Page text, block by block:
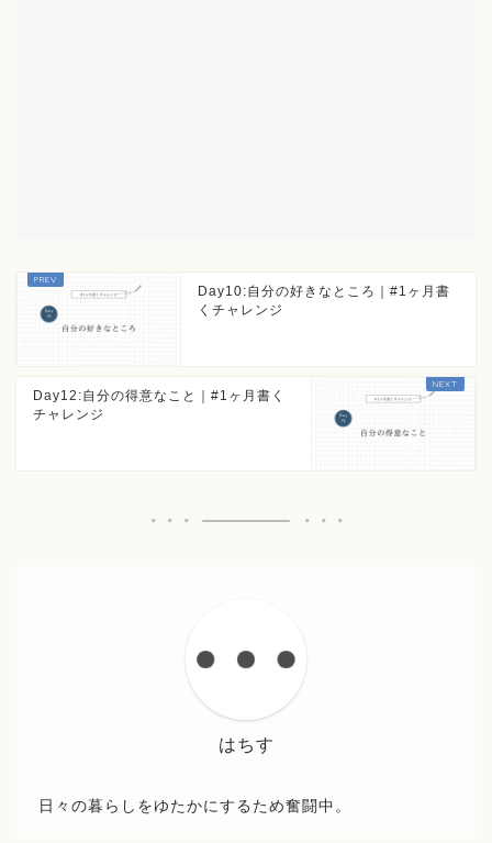
Day10:自分の好きなところ｜#1ヶ月書
くチャレンジ
Day12:自分の得意なこと｜#1ヶ月書く
チャレンジ
はちす
日々の暮らしをゆたかにするため奮闘中。